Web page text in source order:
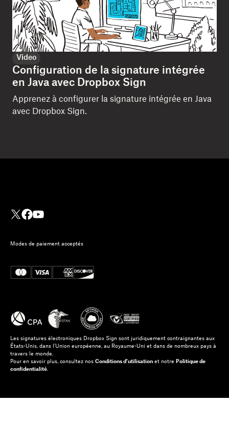
Video
Configuration de la signature intégrée
en Java avec Dropbox Sign
Apprenez à configurer la signature intégrée en Java
avec Dropbox Sign.
Modes de paiement acceptés
Les signatures électroniques Dropbox Sign sont juridiquement contraignantes aux
États-Unis, dans l’Union européenne, au Royaume-Uni et dans de nombreux pays à
travers le monde.
Pour en savoir plus, consultez nos Conditions d’utilisation et notre Politique de
confidentialité